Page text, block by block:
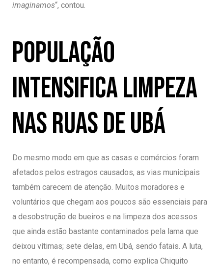
imaginamos“, contou.
População
intensifica limpeza
nas ruas de Ubá
Do mesmo modo em que as casas e comércios foram
afetados pelos estragos causados, as vias municipais
também carecem de atenção. Muitos moradores e
voluntários que chegam aos poucos são essenciais para
a desobstrução de bueiros e na limpeza dos acessos
que ainda estão bastante contaminados pela lama que
deixou vítimas; sete delas, em Ubá, sendo fatais. A luta,
no entanto, é recompensada, como explica Chiquito